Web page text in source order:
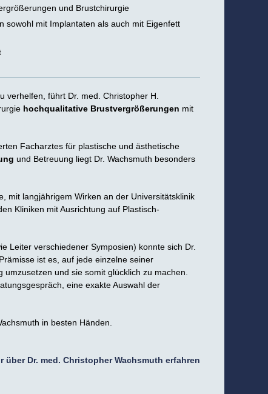
und Brustchirurgie
sowohl mit Implantaten als auch mit Eigenfett
verhelfen, führt Dr. med. Christopher H.
hochqualitative Brustvergrößerungen mit
Facharztes für plastische und ästhetische
und Betreuung liegt Dr. Wachsmuth besonders
mit langjährigem Wirken an der Universitätsklinik
Kliniken mit Ausrichtung auf Plastisch-
Leiter verschiedener Symposien) konnte sich Dr.
ist es, auf jede einzelne seiner
und sie somit glücklich zu machen.
eine exakte Auswahl der
in besten Händen.
über Dr. med. Christopher Wachsmuth erfahren